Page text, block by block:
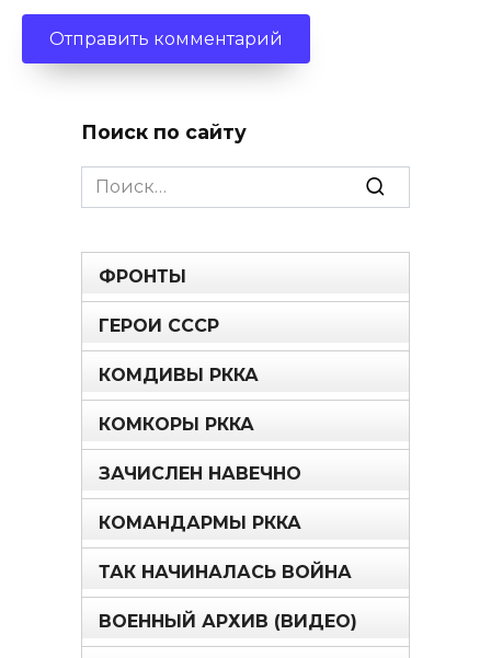
Поиск по сайту
Search
for:
ФРОНТЫ
ГЕРОИ СССР
КОМДИВЫ РККА
КОМКОРЫ РККА
ЗАЧИСЛЕН НАВЕЧНО
КОМАНДАРМЫ РККА
ТАК НАЧИНАЛАСЬ ВОЙНА
ВОЕННЫЙ АРХИВ (ВИДЕО)